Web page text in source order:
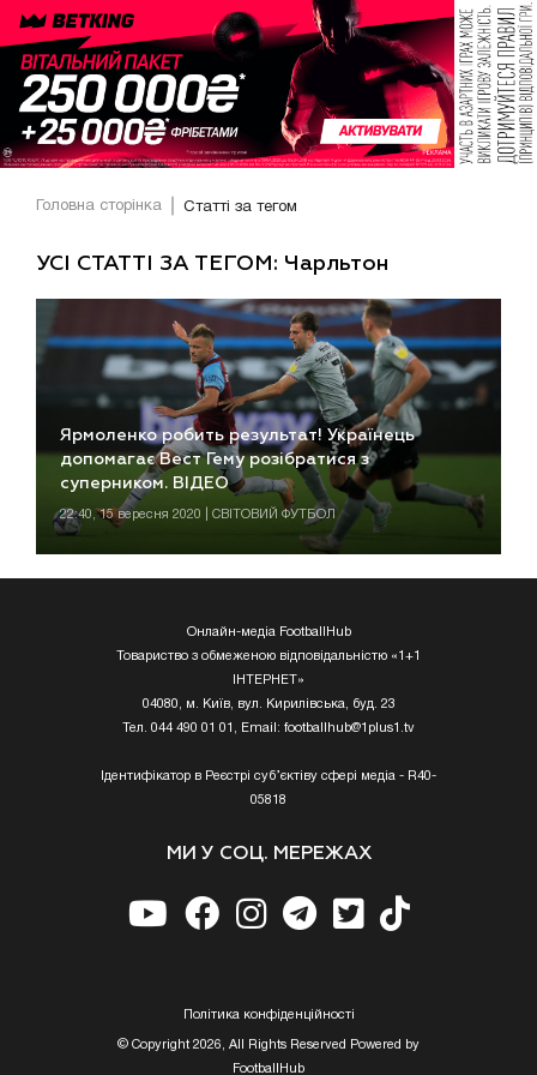
Головна сторінка Статті за тегом
УСІ СТАТТІ ЗА ТЕГОМ: Чарльтон
Ярмоленко робить результат! Українець
допомагає Вест Гему розібратися з
суперником. ВІДЕО
22:40, 15 вересня 2020 | СВІТОВИЙ ФУТБОЛ
Онлайн-медіа FootballHub
Товариство з обмеженою відповідальністю «1+1
ІНТЕРНЕТ»
04080, м. Київ, вул. Кирилівська, буд. 23
Тел. 044 490 01 01, Email: footballhub@1plus1.tv
Ідентифікатор в Реєстрі суб’єктіву сфері медіа - R40-
05818
МИ У СОЦ. МЕРЕЖАХ
Полiтика конфiденцiйностi
© Copyright 2026, All Rights Reserved Powered by
FootballHub